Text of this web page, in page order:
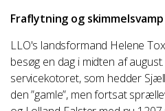
Fraflytning og skimmelsvamp
LLO's landsformand Helene
besøg en dag i midten af
servicekotoret, som hedder
den ”gamle”, men fortsat